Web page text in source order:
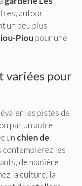
autour
un peu plus
Piou pour une
variées pour
les pistes de
par un autre
un chien de
contemplerez les
de manière
la culture, la